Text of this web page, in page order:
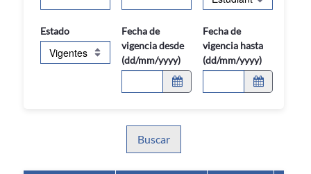
Estado
Fecha de
vigencia desde
(dd/mm/yyyy)
Fecha de
vigencia hasta
(dd/mm/yyyy)
Buscar